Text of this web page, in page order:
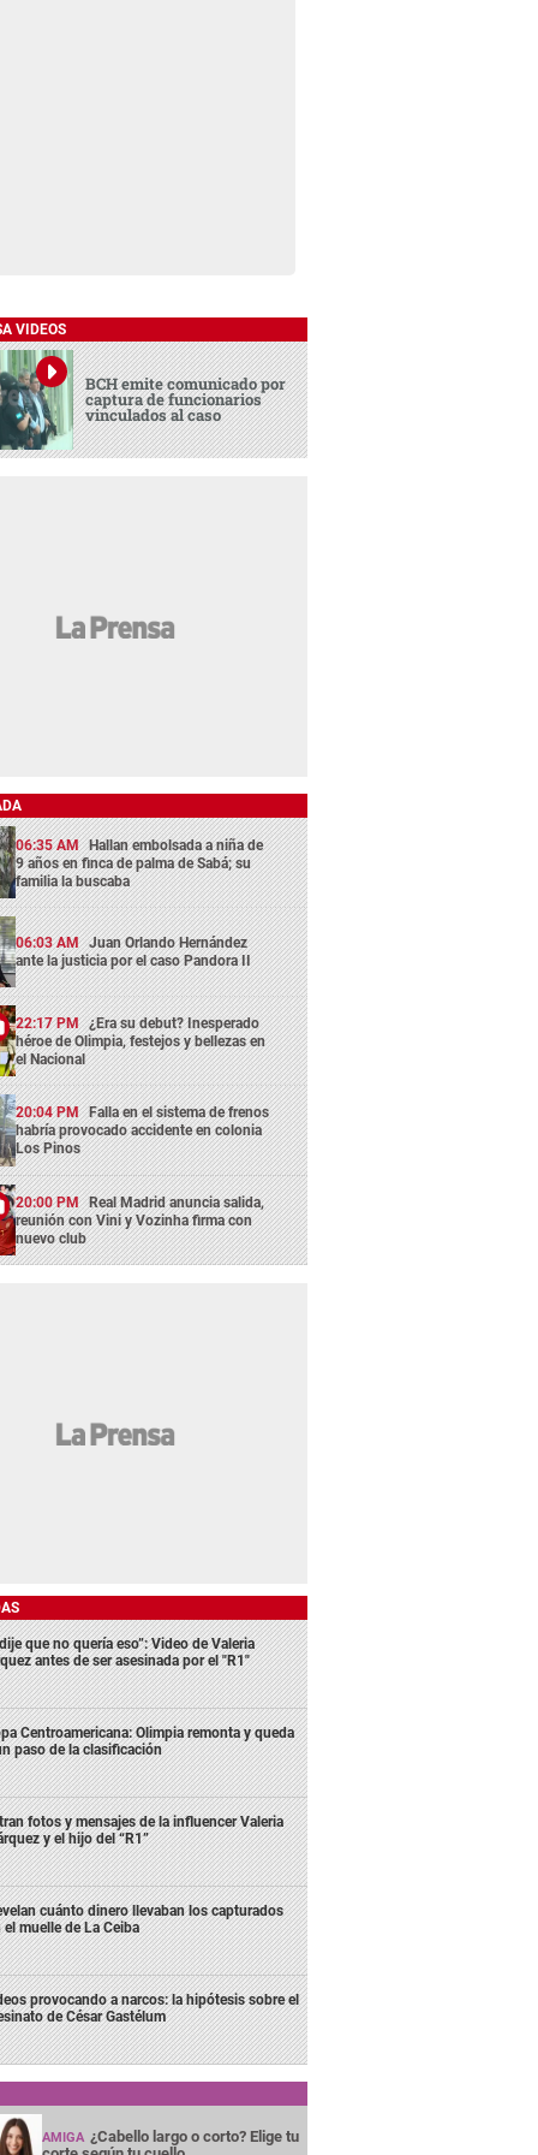
VIDEOS
BCH emite comunicado por
captura de funcionarios
vinculados al caso
06:35 AM Hallan embolsada a niña de
9 años en finca de palma de Sabá; su
familia la buscaba
06:03 AM Juan Orlando Hernández
ante la justicia por el caso Pandora II
22:17 PM ¿Era su debut? Inesperado
héroe de Olimpia, festejos y bellezas en
el Nacional
20:04 PM Falla en el sistema de frenos
habría provocado accidente en colonia
Los Pinos
20:00 PM Real Madrid anuncia salida,
reunión con Vini y Vozinha firma con
nuevo club
que no quería eso”: Video de Valeria
antes de ser asesinada por el "R1"
Centroamericana: Olimpia remonta y queda
paso de la clasificación
fotos y mensajes de la influencer Valeria
y el hijo del “R1”
cuánto dinero llevaban los capturados
el muelle de La Ceiba
provocando a narcos: la hipótesis sobre el
de César Gastélum
AMIGA ¿Cabello largo o corto? Elige tu